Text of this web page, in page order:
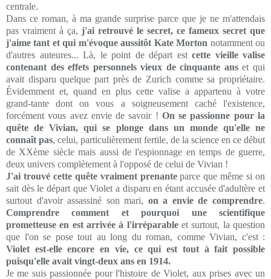
centrale.
Dans ce roman, à ma grande surprise parce que je ne m'attendais
pas vraiment à ça, j'ai retrouvé le secret, ce fameux secret que
j'aime tant et qui m'évoque aussitôt Kate Morton notamment ou
d'autres auteures... Là, le point de départ estcette vieille valise
contenant des effets personnels vieux de cinquante anset qui
avait disparu quelque part près de Zurich comme sa propriétaire.
Évidemment et, quand en plus cette valise a appartenu à votre
grand-tante dont on vous a soigneusement caché l'existence,
forcément vous avez envie de savoir ! On se passionne pour la
quête de Vivian, qui se plonge dans un monde qu'elle ne
connaît pas, celui, particulièrement fertile, de la science en ce début
de XXème siècle mais aussi de l'espionnage en temps de guerre,
deux univers complètement à l'opposé de celui de Vivian !
J'ai trouvé cette quête vraiment prenanteparce que même si on
sait dès le départ que Violet a disparu en étant accusée d'adultère et
surtout d'avoir assassiné son mari, on a envie de comprendre.
Comprendre comment et pourquoi une scientifique
prometteuse en est arrivée à l'irréparableet surtout, la question
que l'on se pose tout au long du roman, comme Vivian, c'est :
Violet est-elle encore en vie, ce qui est tout à fait possible
puisqu'elle avait vingt-deux ans en 1914.
Je me suis passionnée pour l'histoire de Violet, aux prises avec un